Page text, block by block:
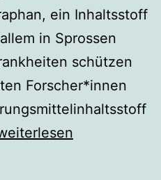
ein Inhaltsstoff
in Sprossen
schützen
Forscher*innen